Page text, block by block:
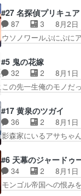
てケーキ食べて、帰
てんやわんや。働い
る日々の中に愛を見い
お名前を見たんだけ
んカッケー、色んな
的興奮覚えてないよ
きこもりの理由感想
んの距離感おかしい
うとると言わんかい
すためにゲームをする…
#27 名探偵プリキュア
87 3
8月2日
ウソノワールぷにぷ
取り戻し正式に探偵
元ネタを解説して原
の探偵としての初事
番組が始まったw・
の！？クレアさん探
は草なんよ。んで、
が探偵事務所の仲間に…
#5 鬼の花嫁
32 2
8月1日
この先一生俺のモノ
さん柚子に18年分の
鬼龍院家から初めて
ト攻撃ヤバすぎる
プライズの、これま
んへ…もう中学生な…
での誕生プレゼン…
梅ちゃんがた…
#17 黄泉のツガイ
36 2
8月1日
影森家にいるアサち
にアサはいなかった
当主が際限なくツガ
うガブちゃんさんの
た時から伏線が張ら
#6 天幕のジャードゥ
34 2
8月1日
モンゴル帝国への恨